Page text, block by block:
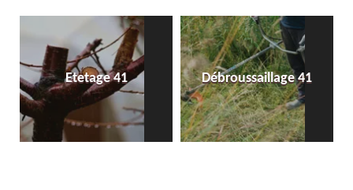
Etetage 41 Débroussaillage 41